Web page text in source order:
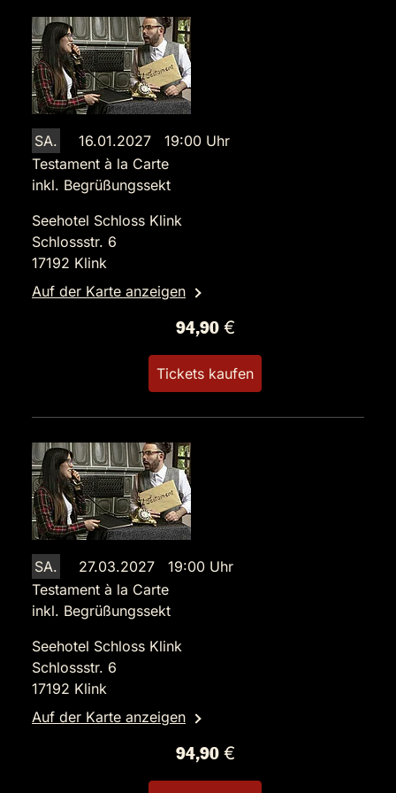
SA.
16.01.2027 19:00 Uhr
Testament à la Carte
inkl. Begrüßungssekt
Seehotel Schloss Klink
Schlossstr. 6
17192 Klink
Auf der Karte anzeigen
94,90 €
Tickets kaufen
SA.
27.03.2027 19:00 Uhr
Testament à la Carte
inkl. Begrüßungssekt
Seehotel Schloss Klink
Schlossstr. 6
17192 Klink
Auf der Karte anzeigen
94,90 €